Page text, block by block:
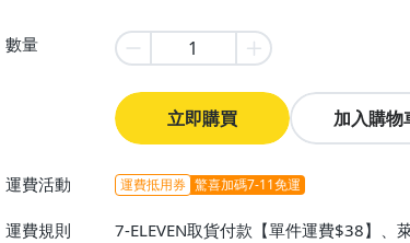
數量
立即購買 加入購物
運費活動 運費抵用券 驚喜加碼7-11免運
運費規則
7-ELEVEN取貨付款【單件運費$38】、